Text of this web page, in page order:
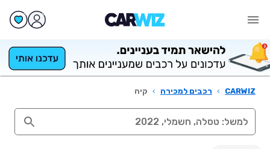
CARWIZ
› רכבים למכירה › קיה